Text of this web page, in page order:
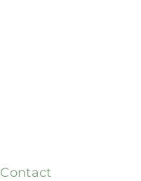
Contact